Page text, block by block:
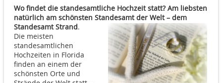
Wo findet die standesamtliche Hochzeit statt? Am liebsten
natürlich am schönsten Standesamt der Welt – dem
Standesamt Strand.
Die meisten
standesamtlichen
Hochzeiten in Florida
finden an einem der
schönsten Orte und